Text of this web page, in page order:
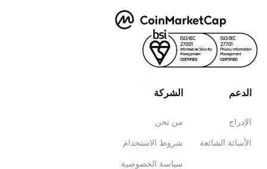
الشركة
من نحن
شروط الاستخدام
سياسة الخصوصية
الدعم
الإدراج
الأسائة الشائعة